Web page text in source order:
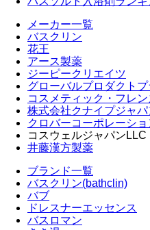
メーカー一覧
バスクリン
花王
アース製薬
ジーピークリエイツ
グローバルプロダクト
コスメティック・フレン
株式会社クナイプジャパ
クロバーコーポレーショ
コスウェルジャパンLLC
井藤漢方製薬
ブランド一覧
バスクリン(bathclin)
バブ
ドレスナーエッセンス
バスロマン